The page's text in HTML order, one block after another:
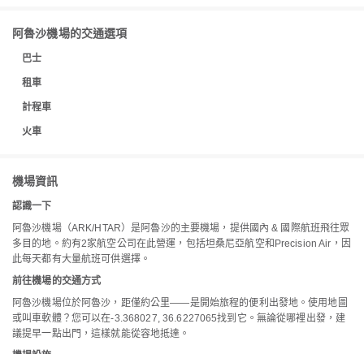
阿魯沙機場的交通選項
巴士
租車
計程車
火車
機場資訊
認識一下
阿魯沙機場（ARK/HTAR）是阿魯沙的主要機場，提供國內 & 國際航班飛往眾
多目的地。約有2家航空公司在此營運，包括坦桑尼亞航空和Precision Air，因
此每天都有大量航班可供選擇。
前往機場的交通方式
阿魯沙機場位於阿魯沙，距僅約公里——是開始旅程的便利出發地。使用地圖
或叫車軟體？您可以在-3.368027, 36.6227065找到它。無論從哪裡出發，建
議提早一點出門，這樣就能從容地抵達。